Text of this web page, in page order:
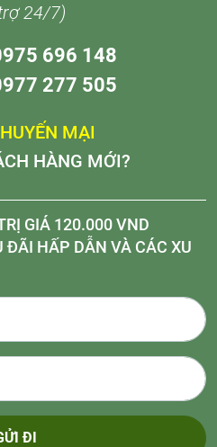
24/7)
696 148
277 505
MẠI
HÀNG MỚI?
GIÁ 120.000 VND
ĐÃI HẤP DẪN VÀ CÁC XU
ĐI